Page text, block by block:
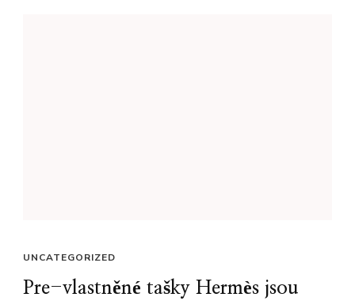
UNCATEGORIZED
Pre-vlastněné tašky Hermès jsou